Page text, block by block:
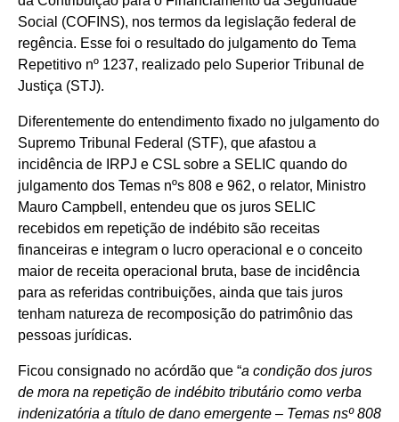
Social (COFINS), nos termos da legislação federal de
regência. Esse foi o resultado do julgamento do Tema
Repetitivo nº 1237, realizado pelo Superior Tribunal de
Justiça (STJ).
Diferentemente do entendimento fixado no julgamento do
Supremo Tribunal Federal (STF), que afastou a
incidência de IRPJ e CSL sobre a SELIC quando do
julgamento dos Temas nºs 808 e 962, o relator, Ministro
Mauro Campbell, entendeu que os juros SELIC
recebidos em repetição de indébito são receitas
financeiras e integram o lucro operacional e o conceito
maior de receita operacional bruta, base de incidência
para as referidas contribuições, ainda que tais juros
tenham natureza de recomposição do patrimônio das
pessoas jurídicas.
Ficou consignado no acórdão que “a condição dos juros
de mora na repetição de indébito tributário como verba
indenizatória a título de dano emergente – Temas nsº 808